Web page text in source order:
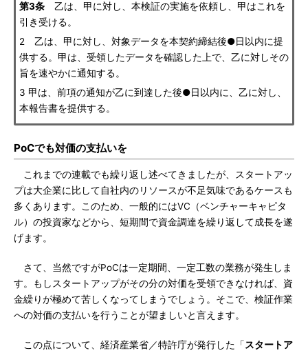
第3条 乙は、甲に対し、本検証の実施を依頼し、甲はこれを
引き受ける。
2 乙は、甲に対し、対象データを本契約締結後●日以内に提
供する。甲は、受領したデータを確認した上で、乙に対しその
旨を速やかに通知する。
3 甲は、前項の通知が乙に到達した後●日以内に、乙に対し、
本報告書を提供する。
PoCでも対価の支払いを
これまでの連載でも繰り返し述べてきましたが、スタートアッ
プは大企業に比して自社内のリソースが不足気味であるケースも
多くあります。このため、一般的にはVC（ベンチャーキャピタ
ル）の投資家などから、短期間で資金調達を繰り返して成長を遂
げます。
さて、当然ですがPoCは一定期間、一定工数の業務が発生しま
す。もしスタートアップがその分の対価を受領できなければ、資
金繰りが極めて苦しくなってしまうでしょう。そこで、検証作業
への対価の支払いを行うことが望ましいと言えます。
この点について、経済産業省／特許庁が発行した「 スタートア